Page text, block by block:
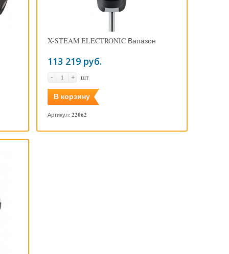
X-STEAM ELECTRONIC Вапазон
113 219 руб.
- + шт
В корзину
Артикул:22062